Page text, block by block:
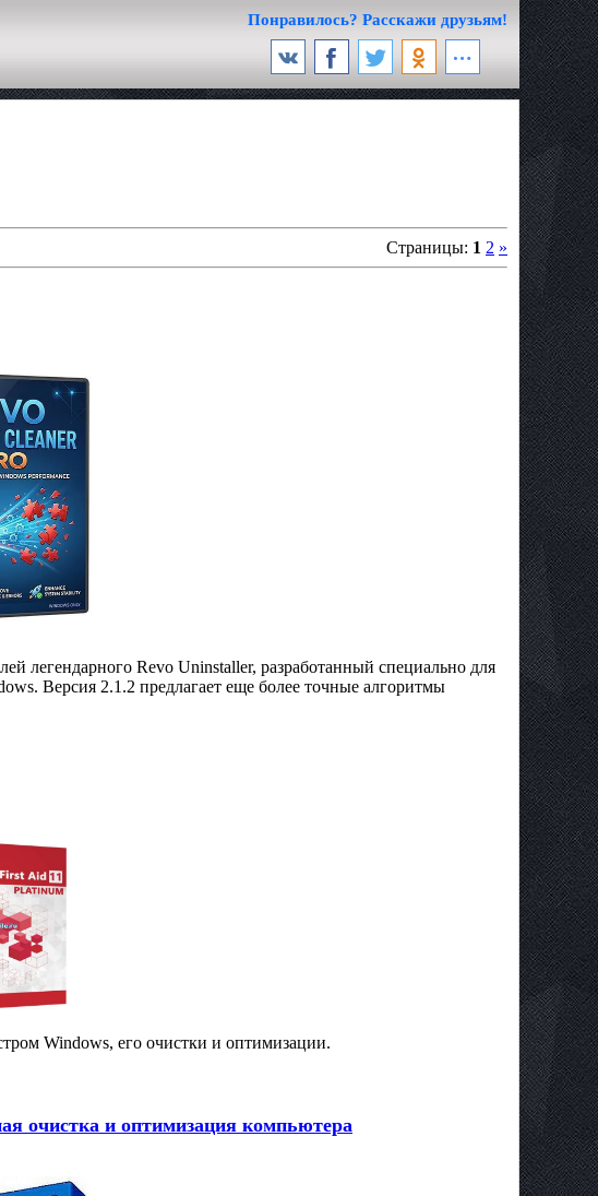
Понравилось? Расскажи друзьям!
Страницы: 1 2 »
легендарного Revo Uninstaller, разработанный специально для
Версия 2.1.2 предлагает еще более точные алгоритмы
Windows, его очистки и оптимизации.
очистка и оптимизация компьютера